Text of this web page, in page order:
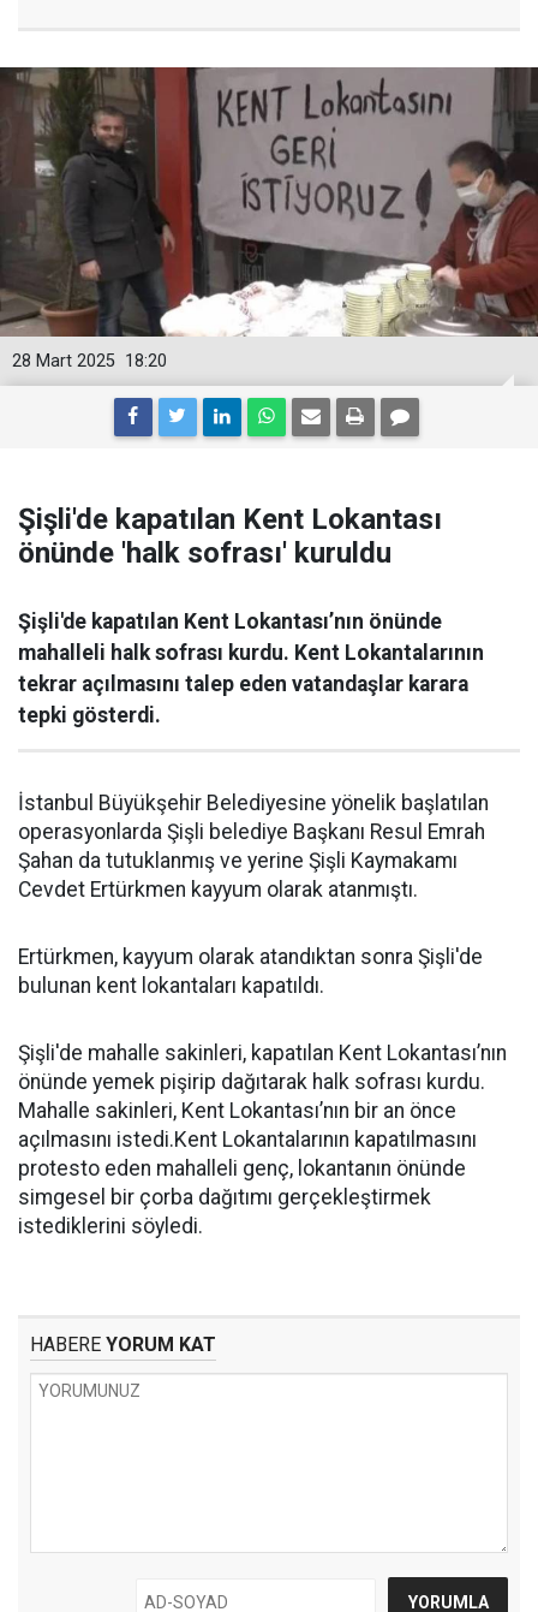
18:20
28 Mart 2025
Şişli'de kapatılan Kent Lokantası
önünde 'halk sofrası' kuruldu
Şişli'de kapatılan Kent Lokantası’nın önünde
mahalleli halk sofrası kurdu. Kent Lokantalarının
tekrar açılmasını talep eden vatandaşlar karara
tepki gösterdi.
İstanbul Büyükşehir Belediyesine yönelik başlatılan
operasyonlarda Şişli belediye Başkanı Resul Emrah
Şahan da tutuklanmış ve yerine Şişli Kaymakamı
Cevdet Ertürkmen kayyum olarak atanmıştı.
Ertürkmen, kayyum olarak atandıktan sonra Şişli'de
bulunan kent lokantaları kapatıldı.
Şişli'de mahalle sakinleri, kapatılan Kent Lokantası’nın
önünde yemek pişirip dağıtarak halk sofrası kurdu.
Mahalle sakinleri, Kent Lokantası’nın bir an önce
açılmasını istedi.Kent Lokantalarının kapatılmasını
protesto eden mahalleli genç, lokantanın önünde
simgesel bir çorba dağıtımı gerçekleştirmek
istediklerini söyledi.
HABERE YORUM KAT